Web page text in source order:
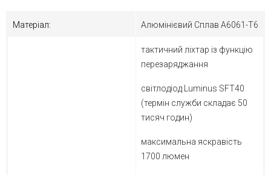
Матеріал: Алюмінієвий Сплав A6061-T6
тактичний ліхтар із функцію
перезаряджання
світлодіод Luminus SFT40
(термін служби складає 50
тисяч годин)
максимальна яскравість
1700 люмен